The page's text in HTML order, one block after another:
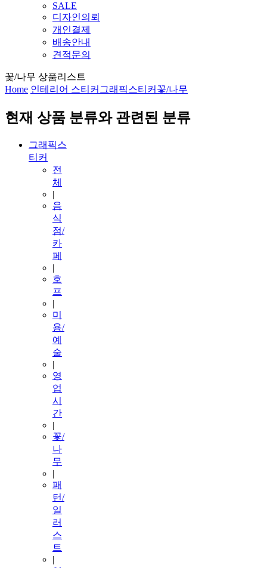
SALE
디자인의뢰
개인결제
배송안내
견적문의
꽃/나무 상품리스트
Home 인테리어 스티커 그래픽스티커 꽃/나무
현재 상품 분류와 관련된 분류
그래픽스
티커
전
체
|
음
식
점/
카
페
|
호
프
|
미
용/
예
술
|
영
업
시
간
|
꽃/
나
무
|
패
턴/
일
러
스
트
|